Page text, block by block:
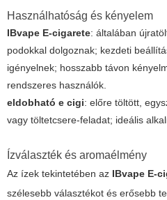
Használhatóság és kényelem
IBvape E-cigarete: általában
podokkal dolgoznak; kezdeti
igényelnek; hosszabb távon
rendszeres használók.
eldobható e cigi: előre töltött,
vagy töltetcsere-feladat; ideális
Ízválaszték és aromaélmény
Az ízek tekintetében az IBvape E-
szélesebb választékot és erősebb